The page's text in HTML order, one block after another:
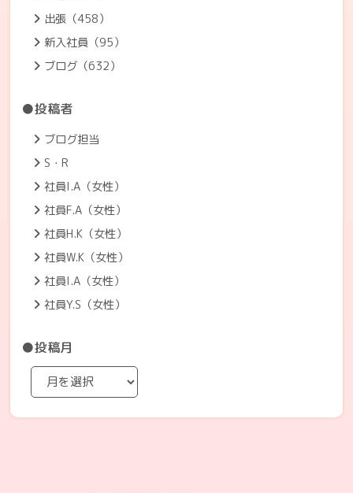
出張（458）
新入社員（95）
ブログ（632）
●投稿者
ブログ担当
S・R
社員I.A（女性）
社員F.A（女性）
社員H.K（女性）
社員W.K（女性）
社員I.A（女性）
社員Y.S（女性）
●投稿月